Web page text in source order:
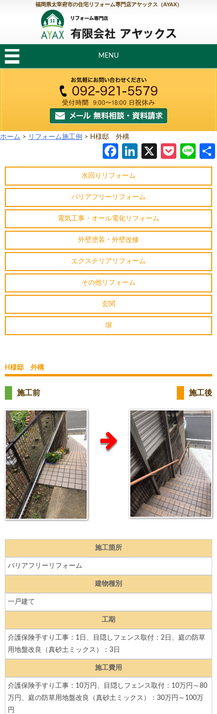
福岡県太宰府市の住宅リフォーム専門店アヤックス（AYAX）
MENU
ホーム > リフォーム施工例 > H様邸 外構
Facebook
LinkedIn
X
水回りリフォーム
バリアフリーリフォーム
電気工事・オール電化リフォーム
外壁塗装・外壁改修
エクステリアリフォーム
その他リフォーム
玄関
塀
H様邸 外構
施工前 施工後
施工箇所
バリアフリーリフォーム
建物種別
一戸建て
工期
介護保険手すり工事：1日、目隠しフェンス取付：2日、庭の防草
用地盤改良（真砂土ミックス）：3日
施工費用
介護保険手すり工事：10万円、目隠しフェンス取付：10万円～80
万円、庭の防草用地盤改良（真砂土ミックス）：30万円～100万
円